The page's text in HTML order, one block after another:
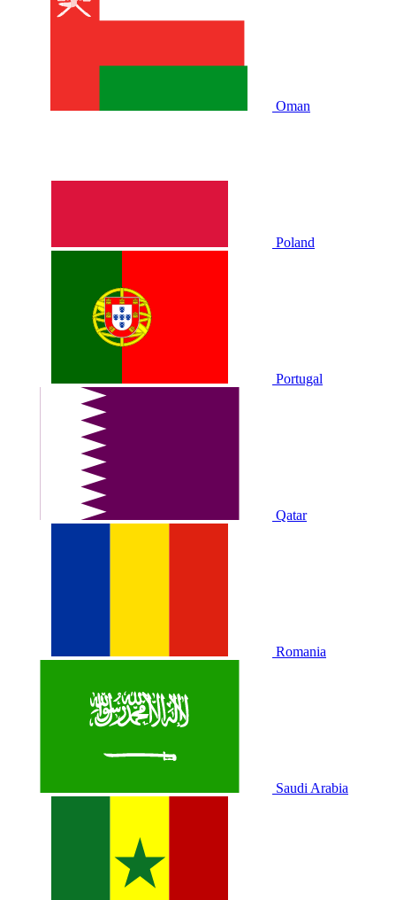
Oman
Poland
Portugal
Qatar
Romania
Saudi Arabia